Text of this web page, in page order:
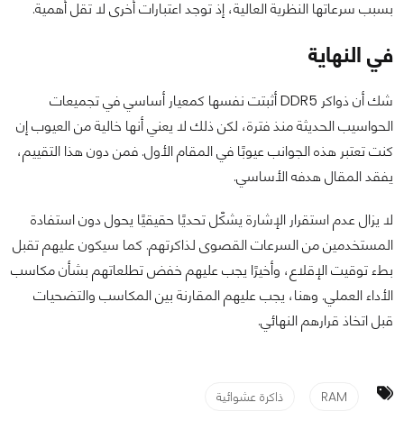
بسبب سرعاتها النظرية العالية، إذ توجد اعتبارات أخرى لا تقل أهمية.
في النهاية
شك أن ذواكر DDR5 أثبتت نفسها كمعيار أساسي في تجميعات
الحواسيب الحديثة منذ فترة، لكن ذلك لا يعني أنها خالية من العيوب إن
كنت تعتبر هذه الجوانب عيوبًا في المقام الأول. فمن دون هذا التقييم،
يفقد المقال هدفه الأساسي.
لا يزال عدم استقرار الإشارة يشكّل تحديًا حقيقيًا يحول دون استفادة
المستخدمين من السرعات القصوى لذاكرتهم. كما سيكون عليهم تقبل
بطء توقيت الإقلاع، وأخيرًا يجب عليهم خفض تطلعاتهم بشأن مكاسب
الأداء العملي. وهنا، يجب عليهم المقارنة بين المكاسب والتضحيات
قبل اتخاذ قرارهم النهائي.
RAM ذاكرة عشوائية